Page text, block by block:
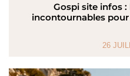
Gospi site infos
incontournables
26